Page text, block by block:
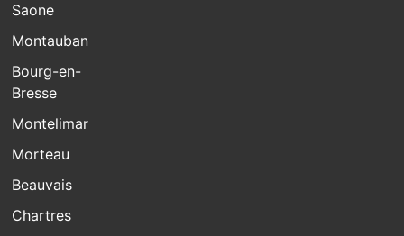
Saone
Montauban
Bourg-en-
Bresse
Montelimar
Morteau
Beauvais
Chartres